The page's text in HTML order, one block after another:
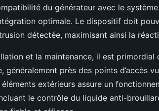
du générateur avec le
optimale. Le dispositif doit
détectée, maximisant ainsi la
et la maintenance, il est
généralement près des points d’accès
éléments extérieurs assure un
le contrôle du liquide anti-